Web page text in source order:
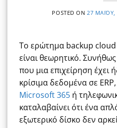
POSTED ON 27 ΜΑΪ́ΟΥ,
Το ερώτημα backup
είναι θεωρητικό.
που μια επιχείρηση έχει
κρίσιμα δεδομένα σε
Microsoft 365 ή
καταλαβαίνει ότι ένα
εξωτερικό δίσκο δεν